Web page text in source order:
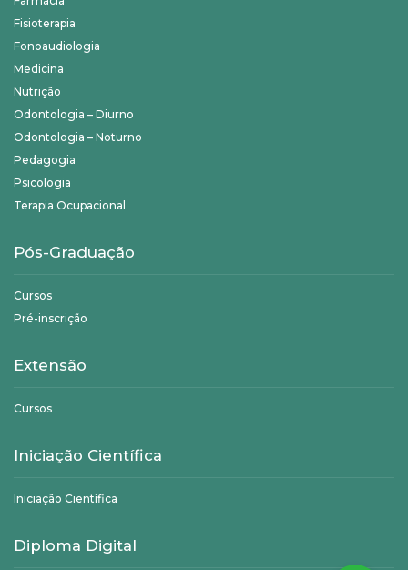
Fisioterapia
Fonoaudiologia
Medicina
Nutrição
Odontologia – Diurno
Odontologia – Noturno
Pedagogia
Psicologia
Terapia Ocupacional
Pós-Graduação
Cursos
Pré-inscrição
Extensão
Cursos
Iniciação Científica
Iniciação Científica
Diploma Digital